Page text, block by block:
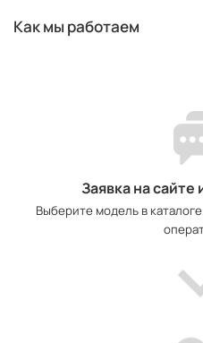
Как мы работаем
Заявка на
Выберите модель в